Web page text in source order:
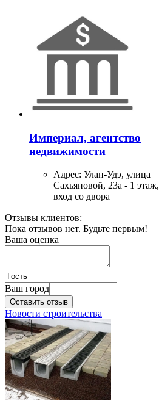
Империал, агентство
недвижимости
Адрес: Улан-Удэ, улица
Сахьяновой, 23а - 1 этаж,
вход со двора
Гарантия
Адрес:Улан-Удэ, улица
Коммунистическая, 47А
Отзывы клиентов:
Пока отзывов нет. Будьте первым!
Ваша оценка
Ваш город
Оставить отзыв
Новости строительства